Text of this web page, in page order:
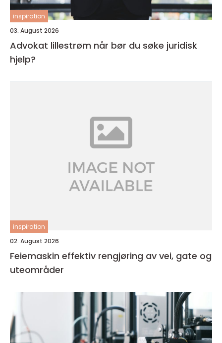
inspiration
03. August 2026
Advokat lillestrøm når bør du søke juridisk
hjelp?
inspiration
02. August 2026
Feiemaskin effektiv rengjøring av vei, gate og
uteområder